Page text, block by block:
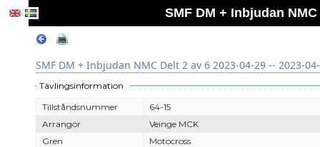
SMF DM + Inbjudan
SMF DM + Inbjudan NMC Delt 2 av 6 2023-04-29 -- 2023-
Tävlingsinformation
Tillståndsnummer
64-15
Arrangör
Veinge MCK
Gren
Motocross